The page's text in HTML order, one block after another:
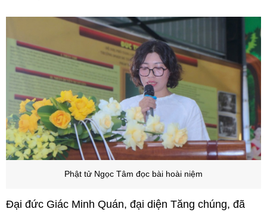
Phật tử Ngọc Tâm đọc bài hoài niệm
Đại đức Giác Minh Quán, đại diện Tăng chúng, đã